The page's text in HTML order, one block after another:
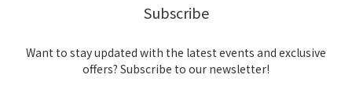
Subscribe
Want to stay updated with the latest events and exclusive
offers? Subscribe to our newsletter!